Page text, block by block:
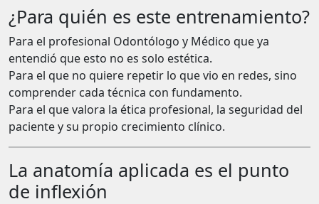
¿Para quién es este entrenamiento?
Para el profesional Odontólogo y Médico que ya
entendió que esto no es solo estética.
Para el que no quiere repetir lo que vio en redes, sino
comprender cada técnica con fundamento.
Para el que valora la ética profesional, la seguridad del
paciente y su propio crecimiento clínico.
La anatomía aplicada es el punto
de inflexión